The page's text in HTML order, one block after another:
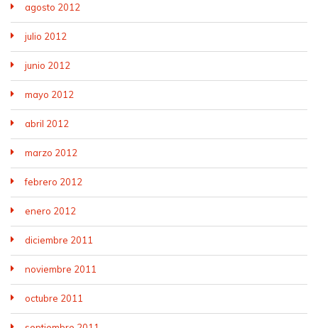
agosto 2012
julio 2012
junio 2012
mayo 2012
abril 2012
marzo 2012
febrero 2012
enero 2012
diciembre 2011
noviembre 2011
octubre 2011